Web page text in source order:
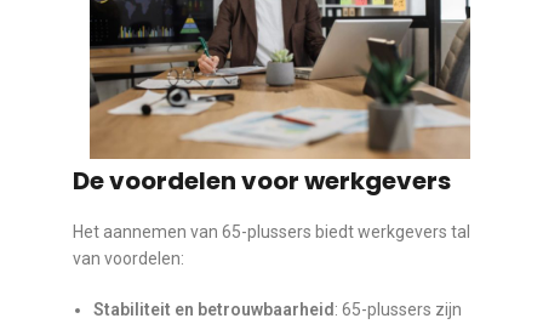
De voordelen voor werkgevers
Het aannemen van 65-plussers biedt werkgevers tal
van voordelen:
Stabiliteit en betrouwbaarheid: 65-plussers zijn